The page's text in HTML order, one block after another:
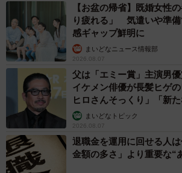
ＳＮＳで話題の酒ゴリラ学園通り店の巨大看板＝
【お盆の帰省】既婚女性
り疲れる」 気遣いや準
感ギャップ鮮明に
まいどなニュース情報部
2026.08.07
父は「エミー賞」主演男
イケメン俳優が長髪ヒゲ
ヒロさんそっくり」「新た
まいどなトピック
2026.08.07
退職金を運用に回せる人
金額の多さ」より重要な“